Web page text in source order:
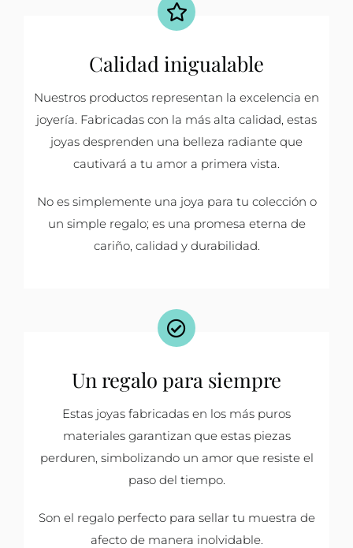
Calidad inigualable
Nuestros productos representan la excelencia en
joyería. Fabricadas con la más alta calidad, estas
joyas desprenden una belleza radiante que
cautivará a tu amor a primera vista.
No es simplemente una joya para tu colección o
un simple regalo; es una promesa eterna de
cariño, calidad y durabilidad.
Un regalo para siempre
Estas joyas fabricadas en los más puros
materiales garantizan que estas piezas
perduren, simbolizando un amor que resiste el
paso del tiempo.
Son el regalo perfecto para sellar tu muestra de
afecto de manera inolvidable.